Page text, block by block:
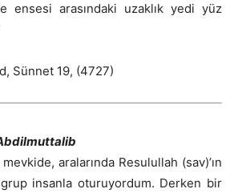
ensesi arasındaki uzaklık yedi yüz
Sünnet 19, (4727)
aralarında Resulullah (sav)’ın
insanla oturuyordum. Derken bir